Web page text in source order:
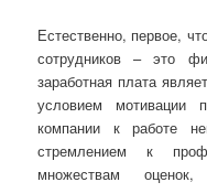
Естественно, первое,
сотрудников – это
заработная плата
условием мотивации
компании к работе
стремлением к
множествам